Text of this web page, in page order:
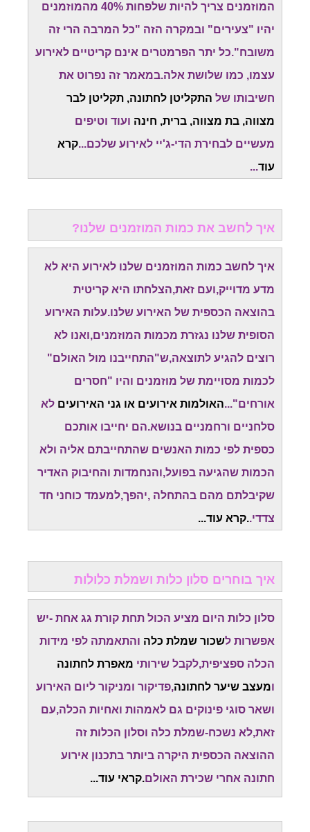
המוזמנים צריך להיות שלפחות 40% מהמוזמנים
יהיו "צעירים" ובמקרה הזה "כל המרבה הרי זה
משובח".כל יתר הפרמטרים אינם קריטיים לאירוע
עצמו, כמו שלושת אלה.במאמר זה נפרוט את
חשיבותו של התקליטן לחתונה, תקליטן לבר
מצווה, בת מצווה, ברית, חינה ועוד וטיפים
מעשיים לבחירת הדי-ג'יי לאירוע שלכם...קרא
עוד...
איך לחשב את כמות המוזמנים שלנו?
איך לחשב כמות המוזמנים שלנו לאירוע היא לא
מדע מדוייק,ועם זאת,הצלחתו היא קריטית
בהוצאה הכספית של האירוע שלנו.עלות האירוע
הסופית שלנו נגזרת מכמות המוזמנים,ואנו לא
רוצים להגיע לתוצאה,ש"התחייבנו מול האולם"
לכמות מסויימת של מוזמנים והיו "חסרים
אורחים"...האולמות אירועים או גני האירועים לא
סלחניים ורחמניים בנושא.הם יחייבו אותכם
כספית לפי כמות האנשים שהתחייבתם אליה ולא
הכמות שהגיעה בפועל,והנחמדות והחיבוק האדיר
שקיבלתם מהם בהתחלה ,יהפך,למעמד כוחני חד
צדדי..קרא עוד...
איך בוחרים סלון כלות ושמלת כלולות
סלון כלות היום מציע הכול תחת קורת גג אחת -יש
אפשרות לשכור שמלת כלה והתאמתה לפי מידות
הכלה ספציפית,לקבל שירותי מאפרת לחתונה
ומעצב שיער לחתונה,פדיקור ומניקור ליום האירוע
ושאר סוגי פינוקים גם לאמהות ואחיות הכלה,עם
זאת,לא נשכח-שמלת כלה וסלון הכלות זה
ההוצאה הכספית היקרה ביותר בתכנון אירוע
חתונה אחרי שכירת האולם.קראי עוד...